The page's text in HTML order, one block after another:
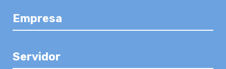
Empresa
Servidor